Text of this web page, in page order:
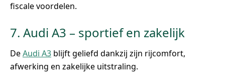
fiscale voordelen.
7. Audi A3 – sportief en zakelijk
DeAudi A3 blijft geliefd dankzij zijn rijcomfort,
afwerking en zakelijke uitstraling.